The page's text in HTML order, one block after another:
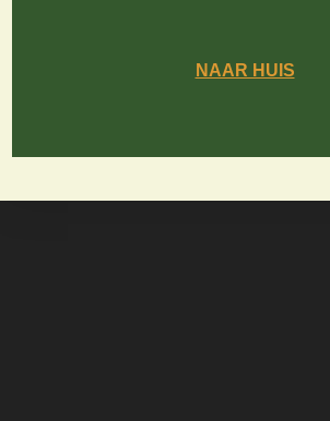
NAAR HUIS